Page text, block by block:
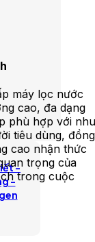
-
-
máy lọc nước
cao, đa dạng
phù hợp với nhu
tiêu dùng, đồng
cao nhận thức
trọng của
trong cuộc